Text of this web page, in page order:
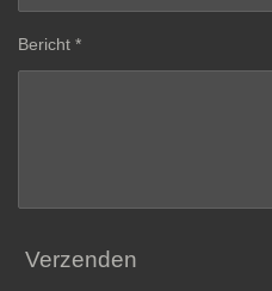
Bericht *
Verzenden